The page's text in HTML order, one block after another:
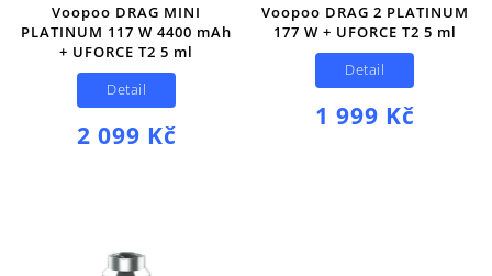
Voopoo DRAG MINI
PLATINUM 117 W 4400 mAh
+ UFORCE T2 5 ml
2 099 Kč
Detail
Voopoo DRAG 2 PLATINUM
177 W + UFORCE T2 5 ml
1 999 Kč
Detail